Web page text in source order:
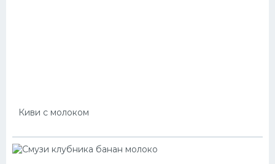
Киви с молоком